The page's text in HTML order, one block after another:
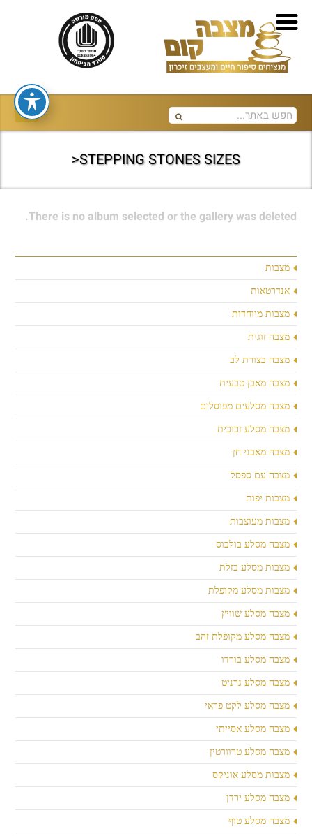
STEPPING STONES SIZES<
מצבות
אנדרטאות
מצבות מיוחדות
מצבה זוגית
מצבה בצורת לב
מצבה מאבן טבעית
מצבה מסלעים מפוסלים
מצבה מסלע זכוכית
מצבה מאבני חן
מצבה עם ספסל
מצבות יפות
מצבות מעוצבות
מצבה מסלע בולבוס
מצבות מסלע בזלת
מצבות מסלע מקופלת
מצבה מסלע שוויץ
מצבה מסלע מקופלת זהב
מצבה מסלע בורדו
מצבה מסלע גרניט
מצבה מסלע לקט פראי
מצבה מסלע אסייתי
מצבה מסלע טרוורטין
מצבות מסלע אוניקס
מצבה מסלע ירדן
מצבה מסלע טוף
There is no album selected or the gallery was deleted.